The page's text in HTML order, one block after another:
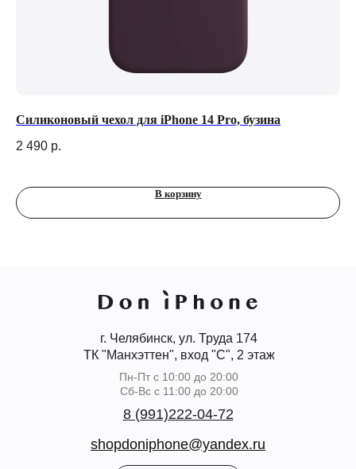
Силиконовый чехол для iPhone 14 Pro, бузина
2 490 р.
В корзину
г. Челябинск, ул. Труда 174
ТК "Манхэттен", вход "С", 2 этаж
Пн-Пт с 10:00 до 20:00
Сб-Вс с 11:00 до 20:00
8 (991)222-04-72
shopdoniphone@yandex.ru